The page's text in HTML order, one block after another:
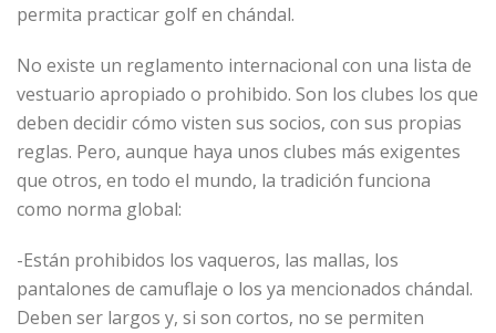
permita practicar golf en chándal.
No existe un reglamento internacional con una lista de
vestuario apropiado o prohibido. Son los clubes los que
deben decidir cómo visten sus socios, con sus propias
reglas. Pero, aunque haya unos clubes más exigentes
que otros, en todo el mundo, la tradición funciona
como norma global:
-Están prohibidos los vaqueros, las mallas, los
pantalones de camuflaje o los ya mencionados chándal.
Deben ser largos y, si son cortos, no se permiten